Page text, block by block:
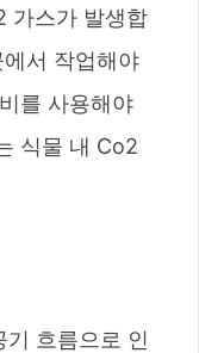
가스가 발생합
서 작업해야
를 사용해야
식물 내 Co2
기 흐름으로 인